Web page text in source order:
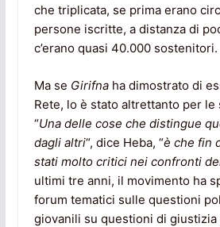
che triplicata, se prima erano
persone iscritte, a distanza di
c’erano quasi 40.000 sostenitori.
Ma se Girifnaha dimostrato di
Rete, lo è stato altrettanto per le
“Una delle cose che distingue
dagli altri“, dice Heba, “è che fin
stati molto critici nei confronti
ultimi tre anni, il movimento ha
forum tematici sulle questioni
giovanili su questioni di